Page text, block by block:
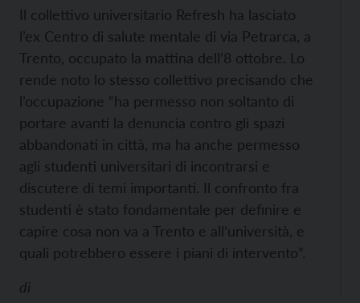
Il collettivo universitario Refresh ha lasciato
l’ex Centro di salute mentale di via Petrarca, a
Trento, occupato la mattina dell’8 ottobre. Lo
rende noto lo stesso collettivo precisando che
l’occupazione “ha permesso non soltanto di
portare avanti la denuncia contro gli spazi
abbandonati in città, ma ha anche permesso
agli studenti universitari di incontrarsi e
discutere di temi importanti. Il confronto fra
studenti è stato fondamentale per definire e
capire cosa non va a Trento e all’università, e
quali potrebbero essere i piani di intervento”.
di